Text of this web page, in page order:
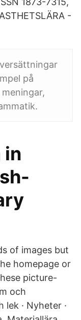
-
på
in
of images but
homepage or
picture-
och
· Nyheter ·